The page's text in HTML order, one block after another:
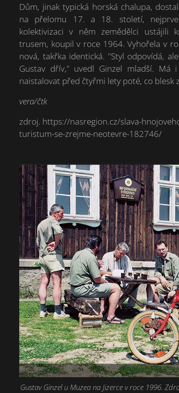
Dům, jinak typická horská chalupa,
na přelomu 17. a 18. století,
kolektivizaci v něm zemědělci ustájili
trusem, koupil v roce 1964. Vyhořela v
nová, takřka identická. "Styl odpovídá,
Gustav dřív," uvedl Ginzel mladší. Má
naistalovat před čtyřmi lety poté, co blesk
vera/čtk
zdroj. https://nasregion.cz/slava-
turistum-se-zrejme-neotevre-182746/
Gustav Ginzel u Muzea na Jizerce v roce 1996.